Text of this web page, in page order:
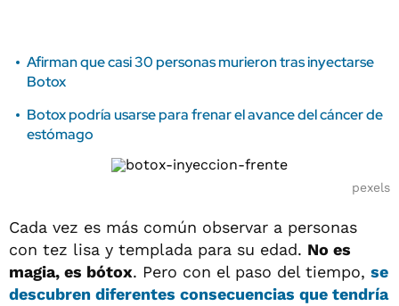
Afirman que casi 30 personas murieron tras inyectarse
Botox
Botox podría usarse para frenar el avance del cáncer de
estómago
pexels
Cada vez es más común observar a personas
con tez lisa y templada para su edad. No es
magia, es bótox. Pero con el paso del tiempo, se
descubren diferentes consecuencias que tendría